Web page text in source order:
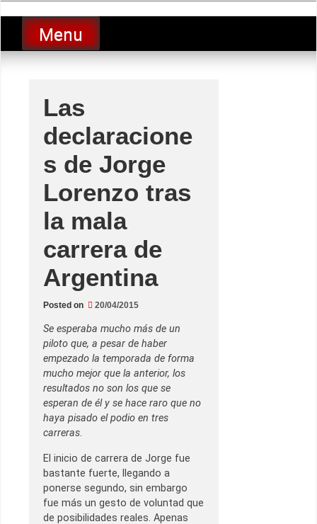
to
contentLucio Lopez GP
luciolopezgp
Menu
Las
declaracione
s de Jorge
Lorenzo tras
la mala
carrera de
Argentina
Posted on 20/04/2015
Se esperaba mucho más de un
piloto que, a pesar de haber
empezado la temporada de forma
mucho mejor que la anterior, los
resultados no son los que se
esperan de él y se hace raro que no
haya pisado el podio en tres
carreras.
El inicio de carrera de Jorge fue
bastante fuerte, llegando a
ponerse segundo, sin embargo
fue más un gesto de voluntad que
de posibilidades reales. Apenas